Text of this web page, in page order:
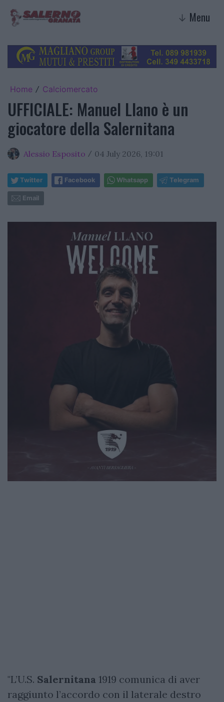
↓ Menu
Home / Calciomercato
UFFICIALE: Manuel Llano è un
giocatore della Salernitana
Alessio Esposito / 04 July 2026, 19:01
Twitter Facebook Whatsapp Telegram
Email
"L’U.S. Salernitana 1919 comunica di aver
raggiunto l’accordo con il laterale destro